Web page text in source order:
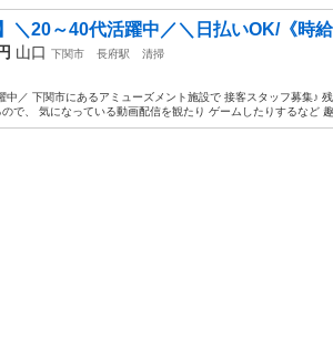
＼20～40代活躍中／＼日払いOK/《時
山口 下関市 長府駅 清掃
中／ 下関市にあるアミューズメント施設で 接客スタッフ募集♪
で、 気になっている動画配信を観たり ゲームしたりするなど